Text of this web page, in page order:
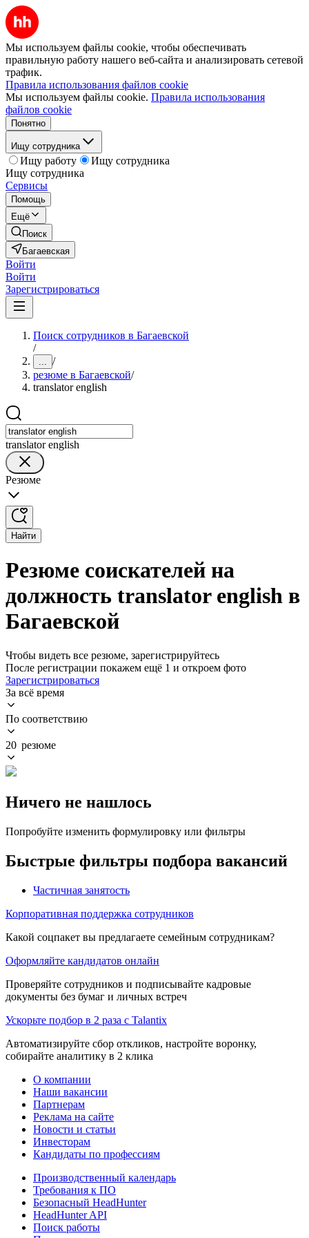
Мы используем файлы cookie, чтобы обеспечивать
правильную работу нашего веб-сайта и анализировать сетевой
трафик.
Правила использования файлов cookie
Мы используем файлы cookie. Правила использования
файлов cookie
Понятно
Ищу сотрудника
Ищу работу
Ищу сотрудника
Ищу сотрудника
Сервисы
Помощь
Ещё
Поиск
Багаевская
Войти
Войти
Зарегистрироваться
Поиск сотрудников в Багаевской
/
... /
резюме в Багаевской/
translator english
translator english
Резюме
Найти
Резюме соискателей на
должность translator english в
Багаевской
Чтобы видеть все резюме, зарегистрируйтесь
После регистрации покажем ещё 1 и откроем фото
Зарегистрироваться
За всё время
По соответствию
20 резюме
Ничего не нашлось
Попробуйте изменить формулировку или фильтры
Быстрые фильтры подбора вакансий
Частичная занятость
Корпоративная поддержка сотрудников
Какой соцпакет вы предлагаете семейным сотрудникам?
Оформляйте кандидатов онлайн
Проверяйте сотрудников и подписывайте кадровые
документы без бумаг и личных встреч
Ускорьте подбор в 2 раза с Talantix
Автоматизируйте сбор откликов, настройте воронку,
собирайте аналитику в 2 клика
О компании
Наши вакансии
Партнерам
Реклама на сайте
Новости и статьи
Инвесторам
Кандидаты по профессиям
Производственный календарь
Требования к ПО
Безопасный HeadHunter
HeadHunter API
Поиск работы